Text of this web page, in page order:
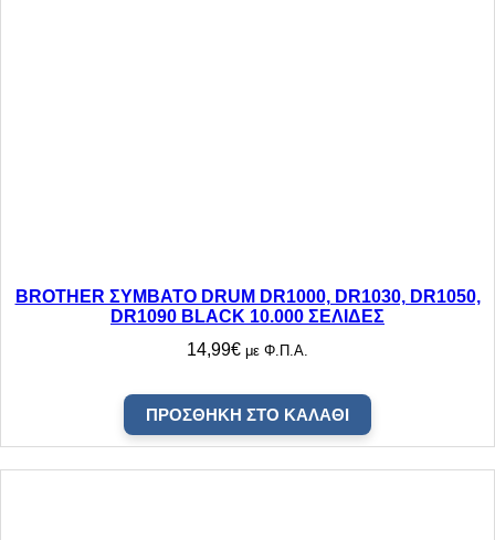
BROTHER ΣΥΜΒΑΤΟ DRUM DR1000, DR1030, DR1050,
DR1090 BLACK 10.000 ΣΕΛΙΔΕΣ
14,99€ με Φ.Π.Α.
ΠΡΟΣΘΉΚΗ ΣΤΟ ΚΑΛΆΘΙ